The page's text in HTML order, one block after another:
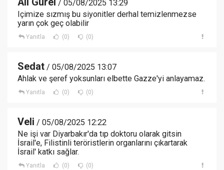
Ali Gürel / 05/08/2025 13:29
Içimize sızmış bu siyonitler derhal temizlenmezse
yarın çok geç olabilir
Yanıtla (0) (0)
Sedat / 05/08/2025 13:07
Ahlak ve şeref yoksunları elbette Gazze'yi anlayamaz.
Yanıtla (0) (0)
Veli / 05/08/2025 12:22
Ne işi var Diyarbakır'da tıp doktoru olarak gitsin
İsrail'e, Filistinli teröristlerin organlarını çıkartarak
İsrail' katkı sağlar.
Yanıtla (0) (0)